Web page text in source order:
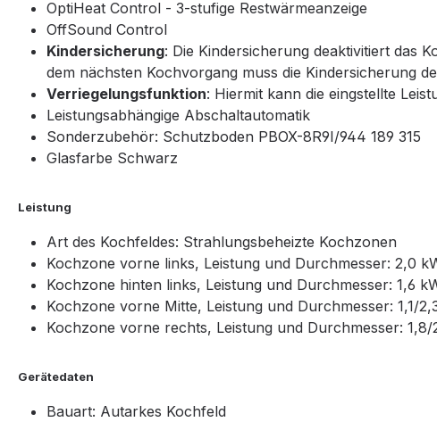
OptiHeat Control - 3-stufige Restwärmeanzeige
OffSound Control
Kindersicherung: Die Kindersicherung deaktivitiert das
dem nächsten Kochvorgang muss die Kindersicherung
Verriegelungsfunktion: Hiermit kann die eingstellte
Leistungsabhängige Abschaltautomatik
Sonderzubehör: Schutzboden PBOX-8R9I/944 189 315
Glasfarbe Schwarz
Leistung
Art des Kochfeldes: Strahlungsbeheizte Kochzonen
Kochzone vorne links, Leistung und Durchmesser: 2,0
Kochzone hinten links, Leistung und Durchmesser: 1,6
Kochzone vorne Mitte, Leistung und Durchmesser: 1,1/
Kochzone vorne rechts, Leistung und Durchmesser:
Gerätedaten
Bauart: Autarkes Kochfeld